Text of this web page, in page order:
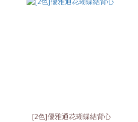
[2色]優雅通花蝴蝶結背心